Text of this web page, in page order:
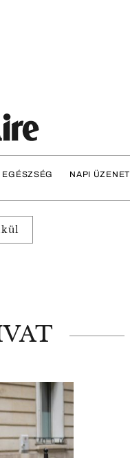
EGÉSZSÉG NAPI ÜZENET